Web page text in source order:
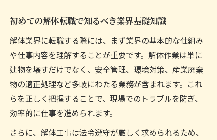
解体職で求められる安全意識と現場力
理想の働き方を解体業で実現する方法
解体業界で叶える理想の働き方を考える
札幌の解体求人で実現できる働き方改革
ライフスタイルに合う解体職の選び方
解体業界で長く働くための職場選びの秘訣
理想の収入と安定を目指す解体転職成功法
初めての解体転職で知るべき業界基礎知識
解体業界に転職する際には、まず業界の基本的な仕組み
や仕事内容を理解することが重要です。解体作業は単に
建物を壊すだけでなく、安全管理、環境対策、産業廃棄
物の適正処理など多岐にわたる業務が含まれます。これ
らを正しく把握することで、現場でのトラブルを防ぎ、
効率的に仕事を進められます。
さらに、解体工事は法令遵守が厳しく求められるため、